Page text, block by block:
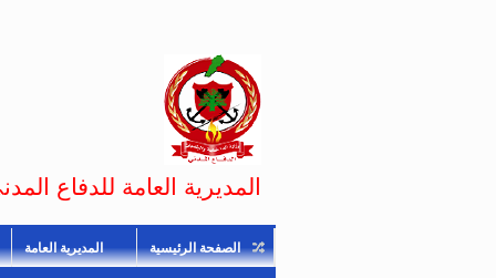
المديرية العامة للدفاع
الصفحة الرئيسية المديرية العامة